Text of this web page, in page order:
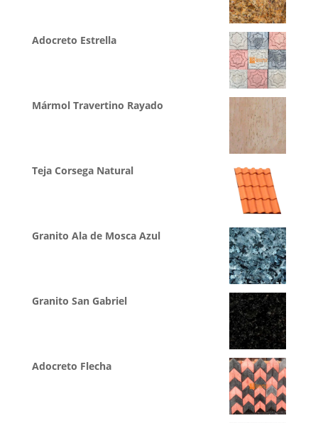
Adocreto Estrella
Mármol Travertino Rayado
Teja Corsega Natural
Granito Ala de Mosca Azul
Granito San Gabriel
Adocreto Flecha